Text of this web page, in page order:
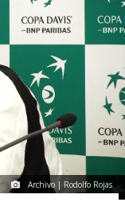
Archivo | Rodolfo Rojas